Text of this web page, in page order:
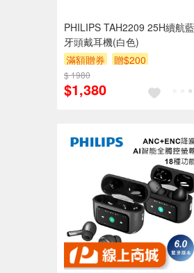
PHILIPS TAH2209 25H續航藍
牙頭戴耳機(白色)
滿額贈券
贈$200
$ 1980
$1,380